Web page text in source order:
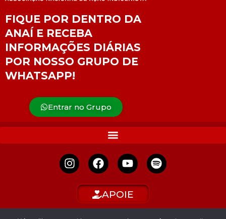
FIQUE POR DENTRO DA
ANAÍ E RECEBA
INFORMAÇÕES DIÁRIAS
POR NOSSO GRUPO DE
WHATSAPP!
Entrar no Grupo
APOIE